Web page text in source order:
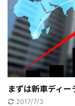
まずは新車ディー
2017/7/3